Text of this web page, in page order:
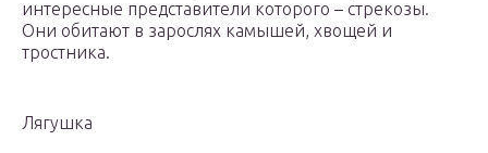
интересные представители которого – стрекозы.
Они обитают в зарослях камышей, хвощей и
тростника.
Лягушка